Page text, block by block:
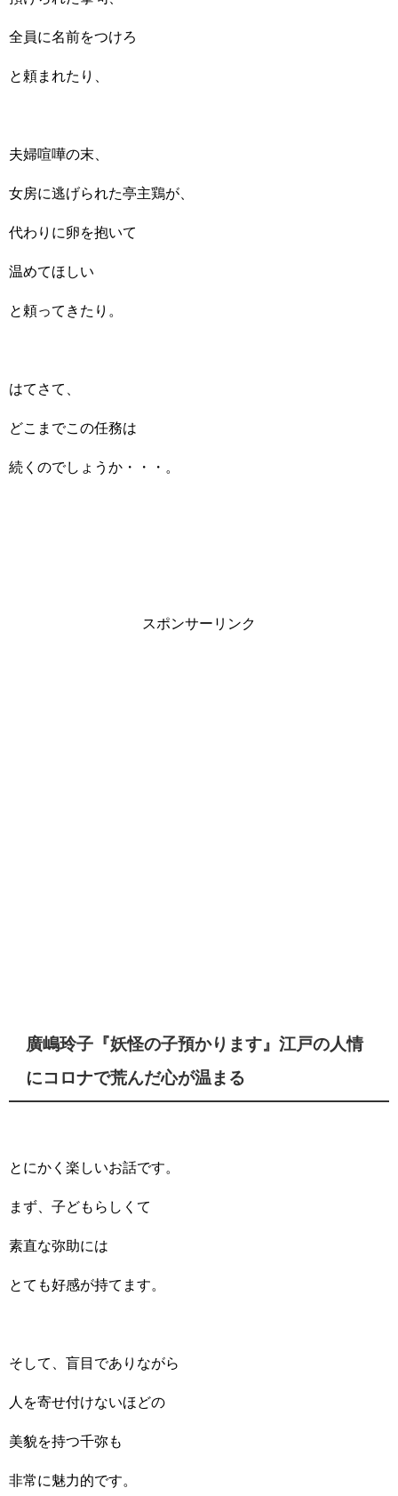
全員に名前をつけろ
と頼まれたり、
夫婦喧嘩の末、
女房に逃げられた亭主鶏が、
代わりに卵を抱いて
温めてほしい
と頼ってきたり。
はてさて、
どこまでこの任務は
続くのでしょうか・・・。
スポンサーリンク
廣嶋玲子『妖怪の子預かります』江戸の人情
にコロナで荒んだ心が温まる
とにかく楽しいお話です。
まず、子どもらしくて
素直な弥助には
とても好感が持てます。
そして、盲目でありながら
人を寄せ付けないほどの
美貌を持つ千弥も
非常に魅力的です。